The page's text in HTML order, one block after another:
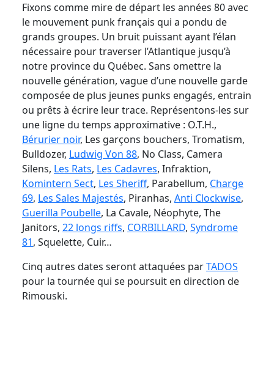
Fixons comme mire de départ les années 80 avec
le mouvement punk français qui a pondu de
grands groupes. Un bruit puissant ayant l’élan
nécessaire pour traverser l’Atlantique jusqu’à
notre province du Québec. Sans omettre la
nouvelle génération, vague d’une nouvelle garde
composée de plus jeunes punks engagés, entrain
ou prêts à écrire leur trace. Représentons-les sur
une ligne du temps approximative : O.T.H.,
Bérurier noir, Les garçons bouchers, Tromatism,
Bulldozer, Ludwig Von 88, No Class, Camera
Silens, Les Rats, Les Cadavres, Infraktion,
Komintern Sect, Les Sheriff, Parabellum, Charge
69, Les Sales Majestés, Piranhas, Anti Clockwise,
Guerilla Poubelle, La Cavale, Néophyte, The
Janitors, 22 longs riffs, CORBILLARD, Syndrome
81, Squelette, Cuir…
Cinq autres dates seront attaquées parTADOS
pour la tournée qui se poursuit en direction de
Rimouski.